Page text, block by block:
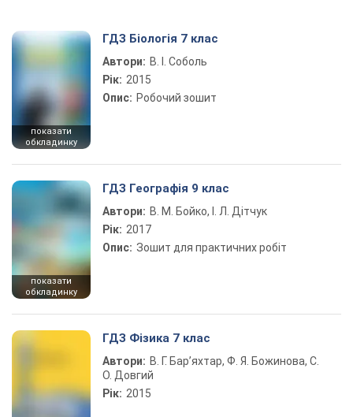
показати
обкладинку
ГДЗ Біологія 7 клас
Автори: В. І. Соболь
Рік: 2015
Опис: Робочий зошит
показати
обкладинку
ГДЗ Географія 9 клас
Автори: В. М. Бойко, І. Л. Дітчук
Рік: 2017
Опис: Зошит для практичних робіт
ГДЗ Фізика 7 клас
Автори: В. Г. Бар’яхтар, Ф. Я. Божинова, С.
О. Довгий
Рік: 2015